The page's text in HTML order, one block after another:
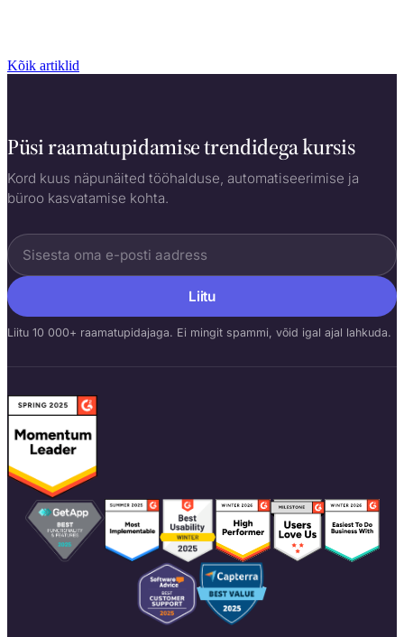
Kõik artiklid
Püsi raamatupidamise trendidega kursis
Kord kuus näpunäited tööhalduse, automatiseerimise ja
büroo kasvatamise kohta.
Liitu
Liitu 10 000+ raamatupidajaga. Ei mingit spammi, võid igal ajal lahkuda.